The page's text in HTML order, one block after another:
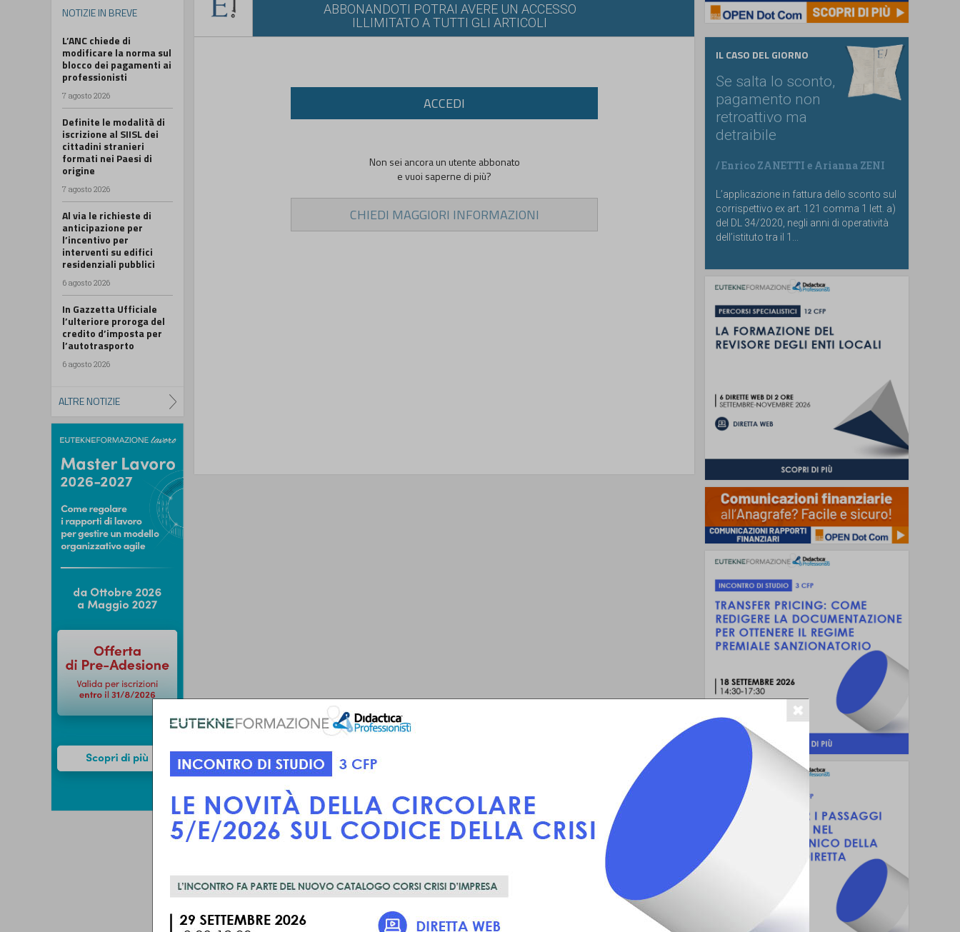
NOTIZIE IN BREVE
L’ANC chiede di
modificare la norma sul
blocco dei pagamenti ai
professionisti
7 agosto 2026
Definite le modalità di
iscrizione al SIISL dei
cittadini stranieri
formati nei Paesi di
origine
7 agosto 2026
Al via le richieste di
anticipazione per
l’incentivo per
interventi su edifici
residenziali pubblici
6 agosto 2026
In Gazzetta Ufficiale
l’ulteriore proroga del
credito d’imposta per
l’autotrasporto
6 agosto 2026
ALTRE NOTIZIE
ABBONANDOTI POTRAI AVERE UN ACCESSO
ILLIMITATO A TUTTI GLI ARTICOLI
ACCEDI
Non sei ancora un utente abbonato
e vuoi saperne di più?
CHIEDI MAGGIORI INFORMAZIONI
IL CASO DEL GIORNO
Se salta lo sconto,
pagamento non
retroattivo ma
detraibile
/Enrico ZANETTI e Arianna ZENI
L’applicazione in fattura dello sconto sul
corrispettivo ex art. 121 comma 1 lett. a)
del DL 34/2020, negli anni di operatività
dell’istituto tra il 1...